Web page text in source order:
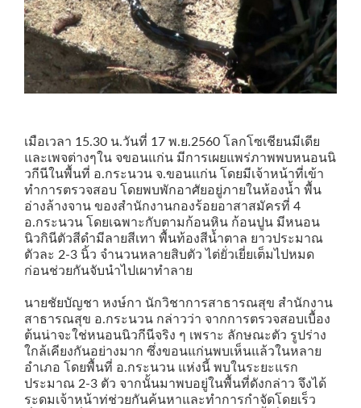
เมือเวลา 15.30 น.วันที่ 17 พ.ย.2560 โลกโซเชียนมีเดีย
และเพจต่างๆใน จขอนแก่น มีการเผยแพร่ภาพพบหนอนนิ
วกีนีในพื้นที่ อ.กระนวน จ.ขอนแก่น โดยมีเจ้าหน้าที่เข้า
ทำการตรวจสอบ โดยพบพักอาศัยอยู่ภายในห้องน้ำ พื้น
อ่างล้างจาน ของสำนักงานกองร้อยอาสาสมัครที่ 4
อ.กระนวน โดยเฉพาะกับตามก้อนหิน ก้อนปูน มีหนอน
นิวกินีตัวสีดำมีลายสีเทา พื้นท้องสีน้ำตาล ยาวประมาณ
ตัวละ 2-3 นิ้ว จำนวนหลายสิบตัว ไต่ยั่วเยี่ยเต็มไปหมด
ก่อนช่วยกันจับนำไปเผาทำลาย
นายชัยบัญชา หงษ์กา นักวิชาการสาธารณสุข สำนักงาน
สาธารณสุข อ.กระนวน กล่าวว่า จากการตรวจสอบเบื้อง
ต้นน่าจะใช่หนอนนิวกีนีจริง ๆ เพราะ ลักษณะตัว รูปร่าง
ใกล้เคียงกันอย่างมาก ซึ่งขอนแก่นพบเห็นแล้วในหลาย
อำเภอ โดยพื้นที่ อ.กระนวน แห่งนี้ พบในระยะแรก
ประมาณ 2-3 ตัว จากนั้นมาพบอยู่ในพื้นที่ดังกล่าว จึงได้
ระดมเจ้าหน้าท่ช่วยกันค้นหาและทำการกำจัดโดยเร็ว